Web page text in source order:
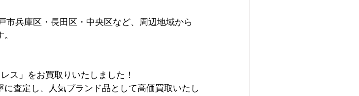
市兵庫区・長田区・中央区など、周辺地域から
ス」をお買取りいたしました！
査定し、人気ブランド品として高価買取いたし